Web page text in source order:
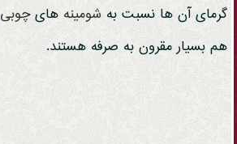
گرمای آن ها نسبت به شومینه هایچوبی
هم بسیار مقرون به صرفه هستند.